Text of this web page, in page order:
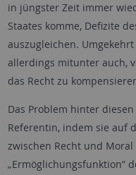
in jüngster Zeit immer
Staates komme, Defizite
auszugleichen.
allerdings mitunter auch,
das Recht zu
Das Problem hinter
Referentin, indem sie auf
zwischen Recht und
„Ermöglichungsfunktion“